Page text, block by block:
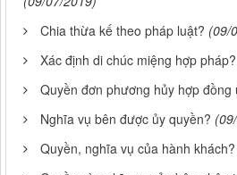
Chia thừa kế theo pháp luật? (09/
Xác định di chúc miệng hợp pháp?
Quyền đơn phương hủy hợp đồng
Nghĩa vụ bên được ủy quyền?
Quyền, nghĩa vụ của hành khách?